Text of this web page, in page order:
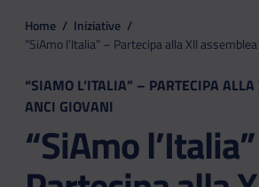
Home / Iniziative /
“SiAmo l’Italia” – Partecipa alla XII
“SIAMO L’ITALIA” – PARTECIPA
ANCI GIOVANI
“SiAmo